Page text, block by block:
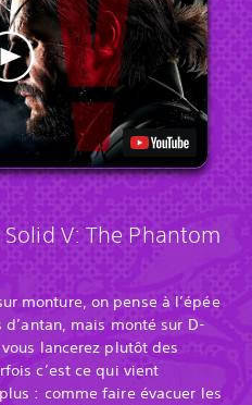
V: The Phantom
monture, on pense à l’épée
mais monté sur D-
lancerez plutôt des
c’est ce qui vient
: comme faire évacuer les